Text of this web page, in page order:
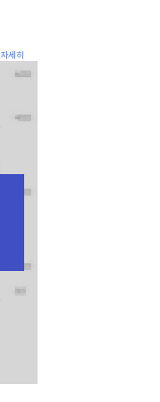
자세히